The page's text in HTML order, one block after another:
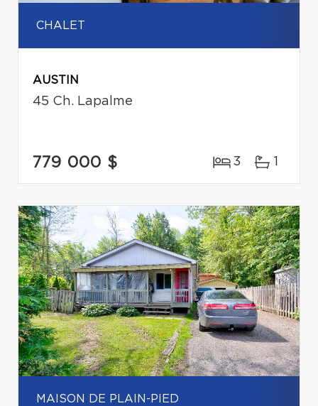
CHALET
AUSTIN
45 Ch. Lapalme
779 000 $ 3 1
MAISON DE PLAIN-PIED